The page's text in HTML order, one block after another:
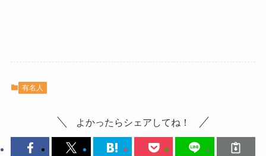
有名人
よかったらシェアしてね！